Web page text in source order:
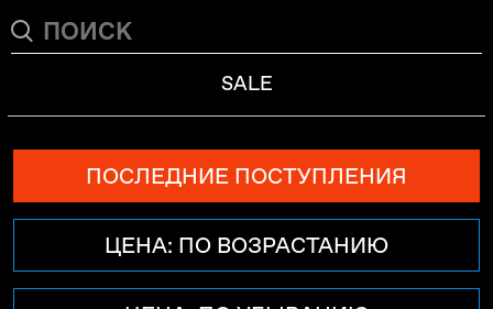
SALE
ПОСЛЕДНИЕ ПОСТУПЛЕНИЯ
ЦЕНА: ПО ВОЗРАСТАНИЮ